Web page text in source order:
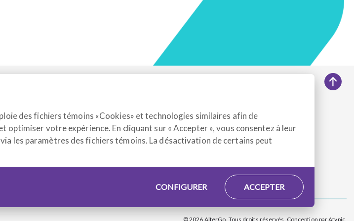
Télécopieur
+1 514 933-9384
Courriel
info@altergo.ca
Facebook
LinkedIn
© 2026 AlterGo. Tous droits réservés. Conception parAtypic.
des fichiers témoins «Cookies» et technologies similaires afin de
votre expérience. En cliquant sur « Accepter », vous consentez à leur
les paramètres des fichiers témoins. La désactivation de certains peut
CONFIGURER ACCEPTER